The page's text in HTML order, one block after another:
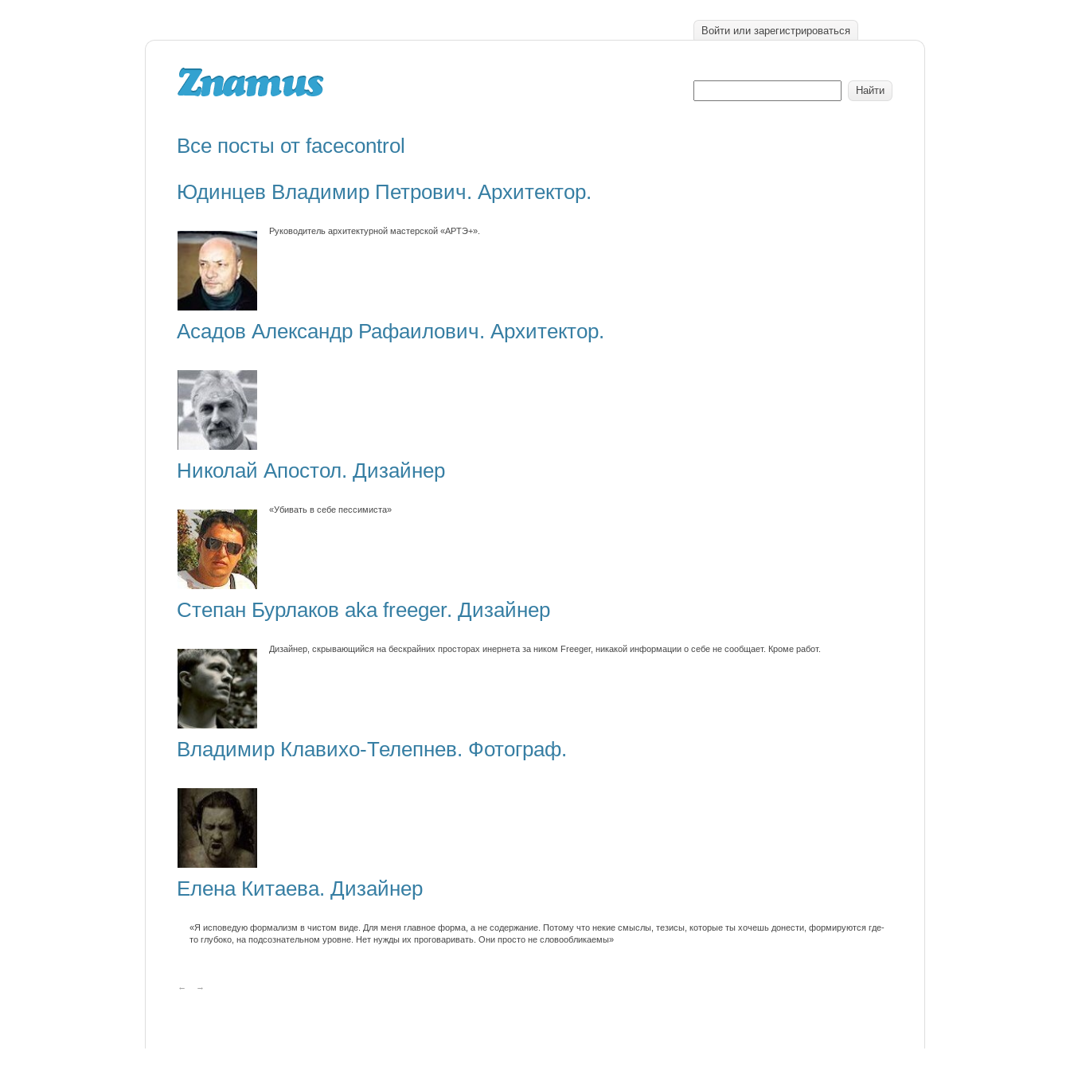
Войти или зарегистрироваться
Все посты от facecontrol
Юдинцев Владимир Петрович. Архитектор.
Руководитель архитектурной мастерской «АРТЭ+».
Асадов Александр Рафаилович. Архитектор.
Николай Апостол. Дизайнер
«Убивать в себе пессимиста»
Степан Бурлаков aka freeger. Дизайнер
Дизайнер, скрывающийся на бескрайних просторах инернета за ником Freeger, никакой информации о себе не сообщает. Кроме работ.
Владимир Клавихо-Телепнев. Фотограф.
Елена Китаева. Дизайнер
«Я исповедую формализм в чистом виде. Для меня главное форма, а не содержание. Потому что некие смыслы, тезисы, которые ты хочешь донести, формируются где-
то глубоко, на подсознательном уровне. Нет нужды их проговаривать. Они просто не словообликаемы»
← →